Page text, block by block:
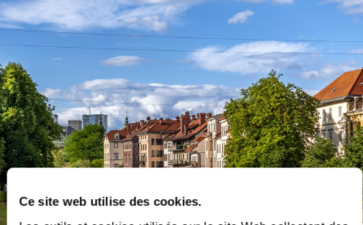
Ce site web utilise des cookies.